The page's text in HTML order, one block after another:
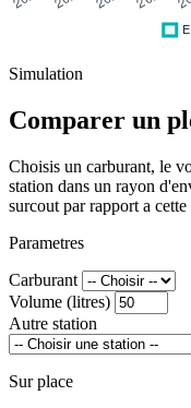
Simulation
Comparer un
Choisis un carburant, le
station dans un rayon
surcout par rapport a cette
Parametres
Carburant
Volume (litres)
Autre station
Sur place